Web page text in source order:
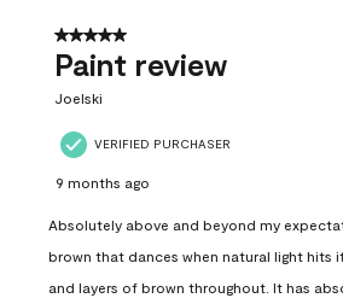
10
Reviews
5 out of 5 stars.
Paint review
Joelski
VERIFIED PURCHASER
9 months ago
Absolutely above and beyond my
brown that dances when natural light hits
and layers of brown throughout. It has